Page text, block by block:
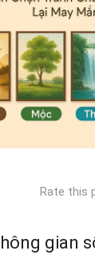
Rate this
gian